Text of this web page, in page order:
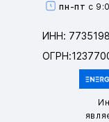
пн-пт с
ИНН: